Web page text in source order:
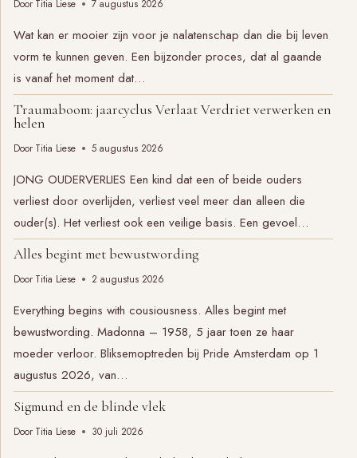
Door Titia Liese 7 augustus 2026
Wat kan er mooier zijn voor je nalatenschap dan die bij leven
vorm te kunnen geven. Een bijzonder proces, dat al gaande
is vanaf het moment dat…
Traumaboom: jaarcyclus Verlaat Verdriet verwerken en
helen
Door Titia Liese 5 augustus 2026
JONG OUDERVERLIES Een kind dat een of beide ouders
verliest door overlijden, verliest veel meer dan alleen die
ouder(s). Het verliest ook een veilige basis. Een gevoel…
Alles begint met bewustwording
Door Titia Liese 2 augustus 2026
Everything begins with cousiousness. Alles begint met
bewustwording. Madonna – 1958, 5 jaar toen ze haar
moeder verloor. Bliksemoptreden bij Pride Amsterdam op 1
augustus 2026, van…
Sigmund en de blinde vlek
Door Titia Liese 30 juli 2026